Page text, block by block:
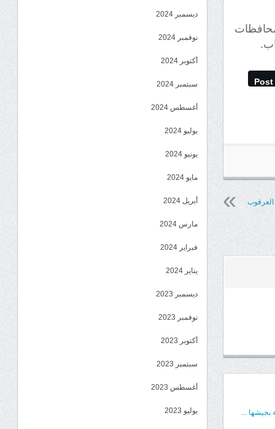
Post
بجيشها ...
ديسمبر 2024
نوفمبر 2024
أكتوبر 2024
سبتمبر 2024
أغسطس 2024
يوليو 2024
يونيو 2024
مايو 2024
أبريل 2024
مارس 2024
فبراير 2024
يناير 2024
ديسمبر 2023
نوفمبر 2023
أكتوبر 2023
سبتمبر 2023
أغسطس 2023
يوليو 2023